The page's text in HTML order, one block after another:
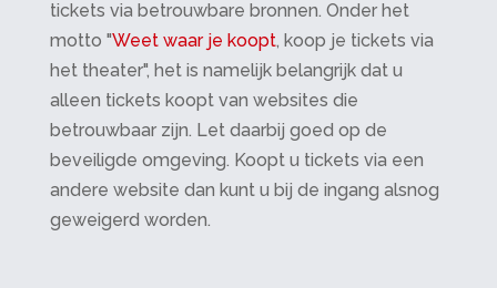
tickets via betrouwbare bronnen. Onder het
motto "Weet waar je koopt, koop je tickets via
het theater", het is namelijk belangrijk dat u
alleen tickets koopt van websites die
betrouwbaar zijn. Let daarbij goed op de
beveiligde omgeving. Koopt u tickets via een
andere website dan kunt u bij de ingang alsnog
geweigerd worden.